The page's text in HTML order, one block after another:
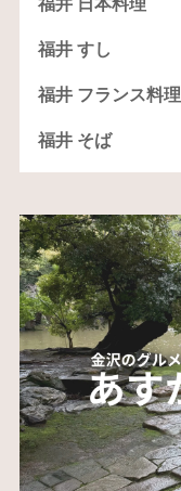
福井 日本料理
福井 すし
福井 フランス料理
福井 そば